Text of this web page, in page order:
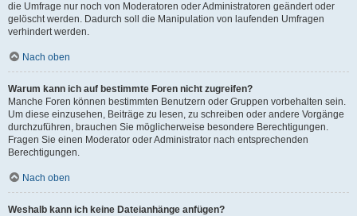
die Umfrage nur noch von Moderatoren oder Administratoren geändert oder
gelöscht werden. Dadurch soll die Manipulation von laufenden Umfragen
verhindert werden.
Nach oben
Warum kann ich auf bestimmte Foren nicht zugreifen?
Manche Foren können bestimmten Benutzern oder Gruppen vorbehalten sein.
Um diese einzusehen, Beiträge zu lesen, zu schreiben oder andere Vorgänge
durchzuführen, brauchen Sie möglicherweise besondere Berechtigungen.
Fragen Sie einen Moderator oder Administrator nach entsprechenden
Berechtigungen.
Nach oben
Weshalb kann ich keine Dateianhänge anfügen?